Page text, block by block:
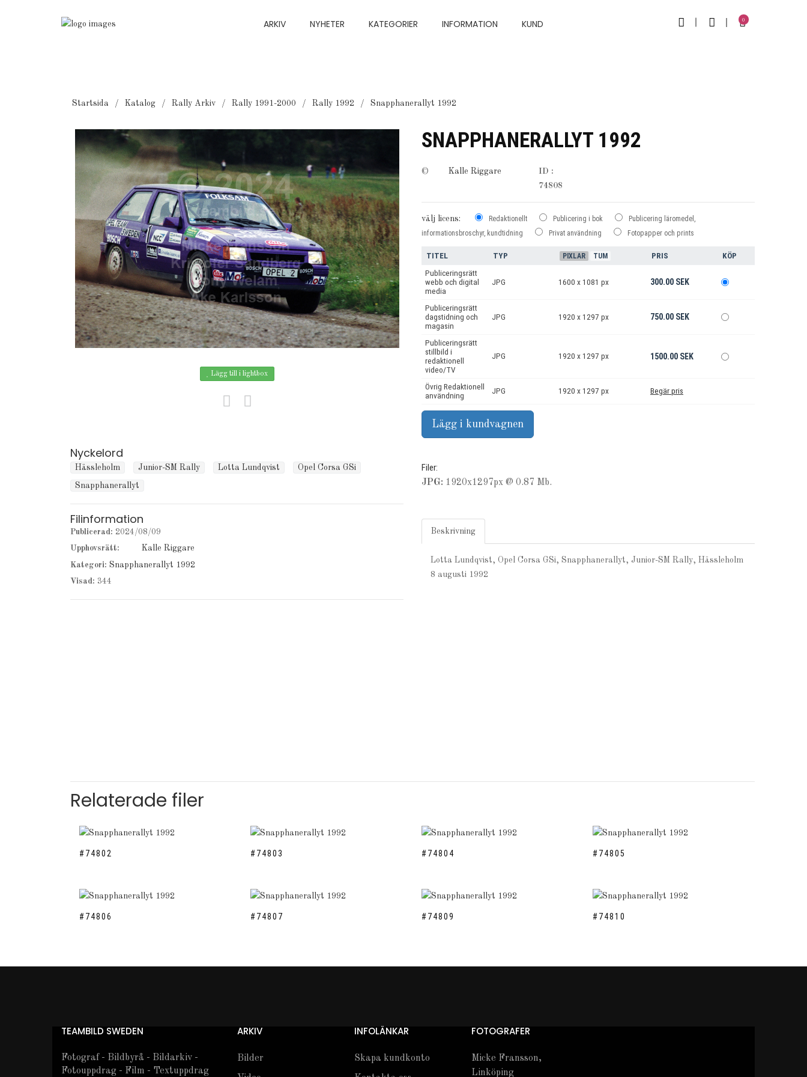
ARKIV NYHETER KATEGORIER INFORMATION KUND 0
Startsida Katalog Rally Arkiv Rally 1991-2000 Rally 1992 Snapphanerallyt 1992
Lägg till i lightbox
Nyckelord
Hässleholm Junior-SM Rally Lotta Lundqvist Opel Corsa GSi
Snapphanerallyt
Filinformation
Publicerad: 2024/08/09
Upphovsrätt:
Kalle Riggare
Kategori: Snapphanerallyt 1992
Visad: 344
SNAPPHANERALLYT 1992
© Kalle Riggare
ID :
74808
välj licens: Redaktionellt Publicering i bok
Publicering läromedel,
informationsbroschyr, kundtidning
Privat användning Fotopapper och prints
TITEL TYP PIXLAR TUM PRIS
KÖP
Publiceringsrätt
webb och digital
media
JPG 1600 x 1081 px 300.00 SEK
Publiceringsrätt
dagstidning och
magasin
JPG 1920 x 1297 px 750.00 SEK
Publiceringsrätt
stillbild i
redaktionell
video/TV
JPG 1920 x 1297 px 1500.00 SEK
Övrig Redaktionell
användning
JPG 1920 x 1297 px Begär pris
Filer:
JPG: 1920x1297px @ 0.87 Mb.
Beskrivning
Lotta Lundqvist, Opel Corsa GSi, Snapphanerallyt, Junior-SM Rally, Hässleholm
8 augusti 1992
Relaterade filer
#74802 #74803 #74804 #74805
#74806 #74807 #74809 #74810
TEAMBILD SWEDEN
Fotograf - Bildbyrå - Bildarkiv -
Fotouppdrag - Film - Textuppdrag
ARKIV
Bilder
INFOLÄNKAR
Skapa kundkonto
FOTOGRAFER
Micke Fransson,
Linköping